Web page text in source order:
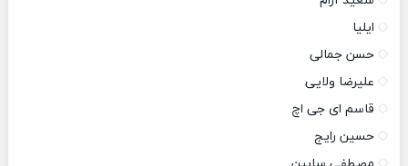
ایلیا
حسن جمالی
علیرضا ولایی
قاسم ای جی اچ
حسین رایج